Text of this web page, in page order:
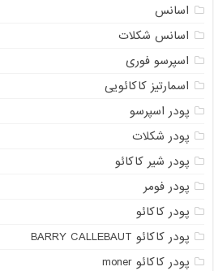
اسانس
اسانس شکلات
اسپرسو فوری
اسمارتیز کاکائویی
پودر اسپرسو
پودر شکلات
پودر شیر کاکائو
پودر فومر
پودر کاکائو
پودر کاکائو BARRY CALLEBAUT
پودر کاکائو moner